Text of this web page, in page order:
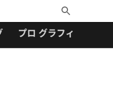
Toggle
Search
プロ グラフィックス